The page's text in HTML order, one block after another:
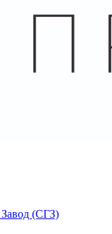
(СГЗ)